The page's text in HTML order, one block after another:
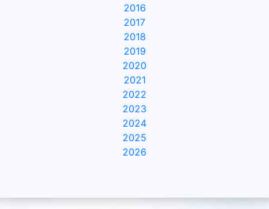
2016
2017
2018
2019
2020
2021
2022
2023
2024
2025
2026